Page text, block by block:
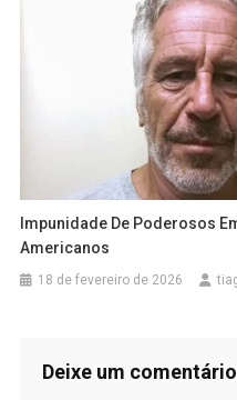
Impunidade De Poderosos
Americanos
18 de fevereiro de 2026
Deixe um comentário